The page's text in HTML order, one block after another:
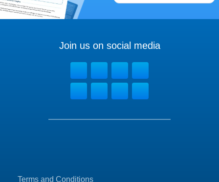
Terms and Conditions
Join us on social media